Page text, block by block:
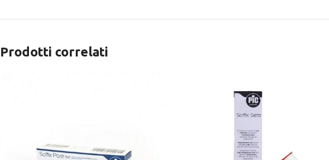
Prodotti correlati